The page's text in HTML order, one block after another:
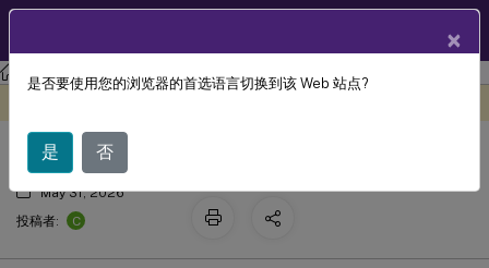
何时使用智能无损构建功能
May 31, 2026
投稿者:
C
×
是否要使用您的浏览器的首选语言切换到该 Web 站点?
是 否